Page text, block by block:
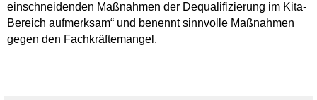
einschneidenden Maßnahmen der Dequalifizierung im Kita-
Bereich aufmerksam“ und benennt sinnvolle Maßnahmen
gegen den Fachkräftemangel.